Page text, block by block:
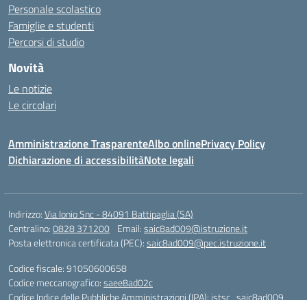
Personale scolastico
Famiglie e studenti
Percorsi di studio
Novità
Le notizie
Le circolari
Amministrazione TrasparenteAlbo onlinePrivacy Policy
Dichiarazione di accessibilitàNote legali
Indirizzo:Via Ionio Snc - 84091 Battipaglia (SA)
Centralino:0828 371200 Email:saic8ad009@istruzione.it
Posta elettronica certificata (PEC):saic8ad009@pec.istruzione.it
Codice fiscale: 91050600658
Codice meccanografico:saee8ad02c
Codice Indice delle Pubbliche Amministrazioni (IPA): istsc_saic8ad009